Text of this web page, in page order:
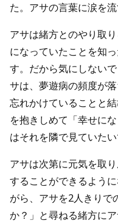
た。アサの言葉に涙を流
アサは緒方とのやり取
になっていたことを知
す。だから気にしない
サは、夢遊病の頻度が
忘れかけていることと
を抱きしめて「幸せに
はそれを隣で見ていた
アサは次第に元気を取
することができるよう
がら、アサを2人きりで
か？」と尋ねる緒方に